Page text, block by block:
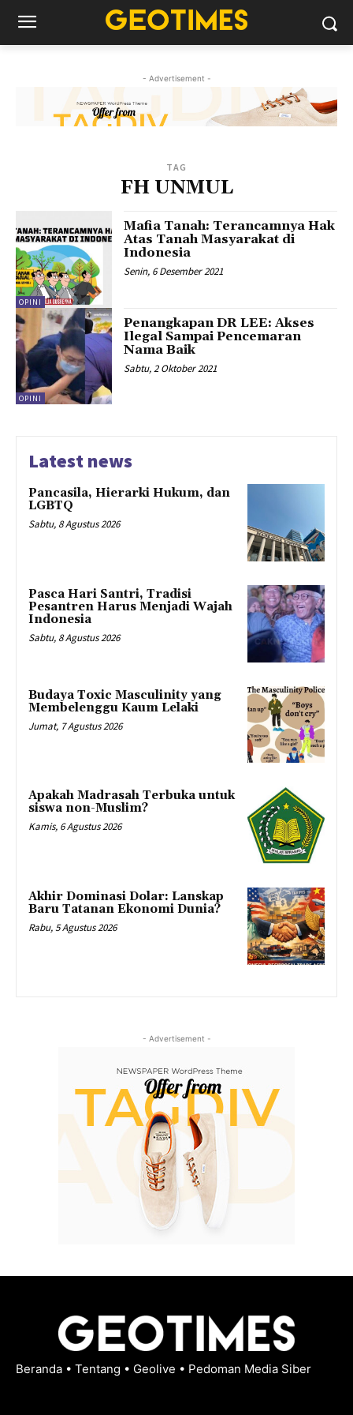
- Advertisement -
TAG
FH UNMUL
OPINI
Mafia Tanah: Terancamnya Hak
Atas Tanah Masyarakat di
Indonesia
Senin, 6 Desember 2021
OPINI
Penangkapan DR LEE: Akses
Ilegal Sampai Pencemaran
Nama Baik
Sabtu, 2 Oktober 2021
Latest news
Pancasila, Hierarki Hukum, dan
LGBTQ
Sabtu, 8 Agustus 2026
Pasca Hari Santri, Tradisi
Pesantren Harus Menjadi Wajah
Indonesia
Sabtu, 8 Agustus 2026
Budaya Toxic Masculinity yang
Membelenggu Kaum Lelaki
Jumat, 7 Agustus 2026
Apakah Madrasah Terbuka untuk
siswa non-Muslim?
Kamis, 6 Agustus 2026
Akhir Dominasi Dolar: Lanskap
Baru Tatanan Ekonomi Dunia?
Rabu, 5 Agustus 2026
- Advertisement -
Beranda • Tentang • Geolive • Pedoman Media Siber